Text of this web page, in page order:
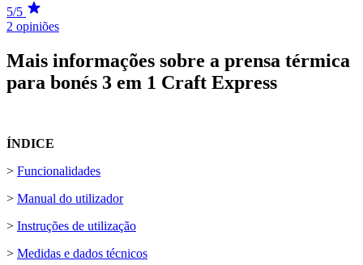
5/5
2 opiniões
Mais informações sobre a prensa térmica
para bonés 3 em 1 Craft Express
ÍNDICE
> Funcionalidades
> Manual do utilizador
> Instruções de utilização
> Medidas e dados técnicos